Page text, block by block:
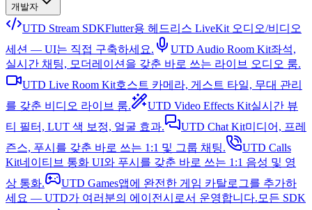
개발자
UTD Stream SDKFlutter용 헤드리스 LiveKit 오디오/비디오
세션 — UI는 직접 구축하세요.
UTD Audio Room Kit좌석,
실시간 채팅, 모더레이션을 갖춘 바로 쓰는 라이브 오디오 룸.
UTD Live Room Kit호스트 카메라, 게스트 타일, 무대 관리
를 갖춘 비디오 라이브 룸.
UTD Video Effects Kit실시간 뷰
티 필터, LUT 색 보정, 얼굴 효과.
UTD Chat Kit미디어, 프레
즌스, 푸시를 갖춘 바로 쓰는 1:1 및 그룹 채팅.
UTD Calls
Kit네이티브 통화 UI와 푸시를 갖춘 바로 쓰는 1:1 음성 및 영
상 통화.
UTD Games앱에 완전한 게임 카탈로그를 추가하
세요 — UTD가 여러분의 에이전시로서 운영합니다. 모든 SDK